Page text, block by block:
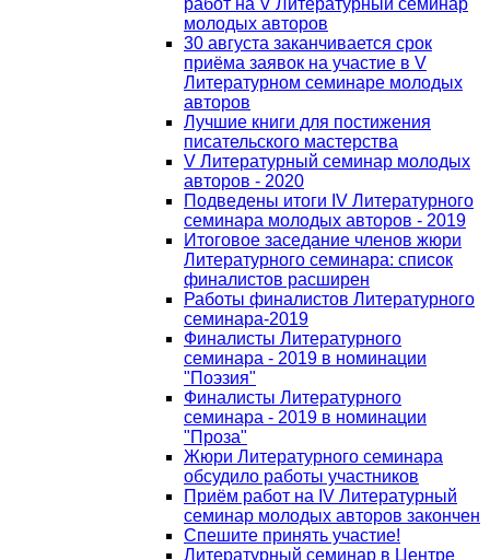
молодых авторов
30 августа заканчивается срок
приёма заявок на участие в V
Литературном семинаре молодых
авторов
Лучшие книги для постижения
писательского мастерства
V Литературный семинар молодых
авторов - 2020
Подведены итоги IV Литературного
семинара молодых авторов - 2019
Итоговое заседание членов жюри
Литературного семинара: список
финалистов расширен
Работы финалистов Литературного
семинара-2019
Финалисты Литературного
семинара - 2019 в номинации
"Поэзия"
Финалисты Литературного
семинара - 2019 в номинации
"Проза"
Жюри Литературного семинара
обсудило работы участников
Приём работ на IV Литературный
семинар молодых авторов закончен
Спешите принять участие!
Литературный семинар в Центре